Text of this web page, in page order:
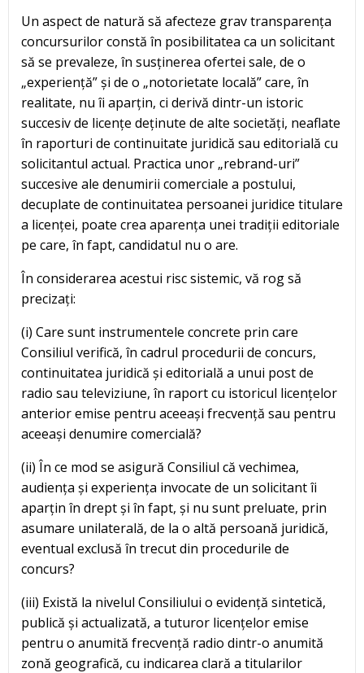
Un aspect de natură să afecteze grav transparența
concursurilor constă în posibilitatea ca un solicitant
să se prevaleze, în susținerea ofertei sale, de o
„experiență” și de o „notorietate locală” care, în
realitate, nu îi aparțin, ci derivă dintr-un istoric
succesiv de licențe deținute de alte societăți, neaflate
în raporturi de continuitate juridică sau editorială cu
solicitantul actual. Practica unor „rebrand-uri”
succesive ale denumirii comerciale a postului,
decuplate de continuitatea persoanei juridice titulare
a licenței, poate crea aparența unei tradiții editoriale
pe care, în fapt, candidatul nu o are.
În considerarea acestui risc sistemic, vă rog să
precizați:
(i) Care sunt instrumentele concrete prin care
Consiliul verifică, în cadrul procedurii de concurs,
continuitatea juridică și editorială a unui post de
radio sau televiziune, în raport cu istoricul licențelor
anterior emise pentru aceeași frecvență sau pentru
aceeași denumire comercială?
(ii) În ce mod se asigură Consiliul că vechimea,
audiența și experiența invocate de un solicitant îi
aparțin în drept și în fapt, și nu sunt preluate, prin
asumare unilaterală, de la o altă persoană juridică,
eventual exclusă în trecut din procedurile de
concurs?
(iii) Există la nivelul Consiliului o evidență sintetică,
publică și actualizată, a tuturor licențelor emise
pentru o anumită frecvență radio dintr-o anumită
zonă geografică, cu indicarea clară a titularilor